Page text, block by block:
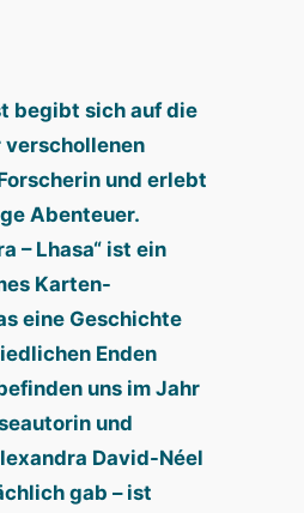
begibt sich auf die
verschollenen
und erlebt
Abenteuer.
– Lhasa“ ist ein
Karten-
eine Geschichte
Enden
uns im Jahr
und
David-Néel
gab – ist